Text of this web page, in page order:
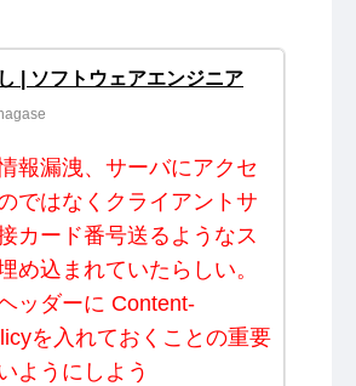
| ソフトウェアエンジニア
報漏洩、サーバにアクセ
ではなくクライアントサ
カード番号送るようなス
め込まれていたらしい。
ッダーに Content-
を入れておくことの重要
ようにしよう